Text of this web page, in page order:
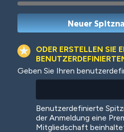
Woof
Colorful
ODER ERSTELLEN SIE
Geben Sie Ihren
Benutzerdefinierte
der Anmeldung eine
Mitgliedschaft